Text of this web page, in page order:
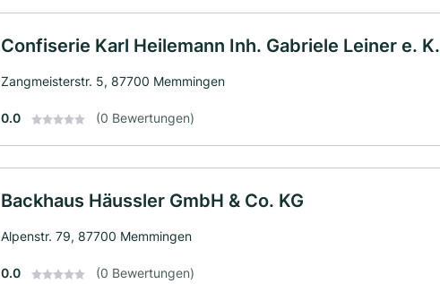
Confiserie Karl Heilemann Inh. Gabriele Leiner e. K.
Zangmeisterstr. 5, 87700 Memmingen
0.0 (0 Bewertungen)
Backhaus Häussler GmbH & Co. KG
Alpenstr. 79, 87700 Memmingen
0.0 (0 Bewertungen)